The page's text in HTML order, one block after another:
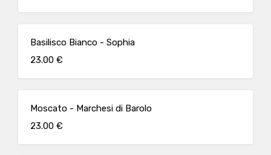
Basilisco Bianco - Sophia
23.00 €
Moscato - Marchesi di Barolo
23.00 €